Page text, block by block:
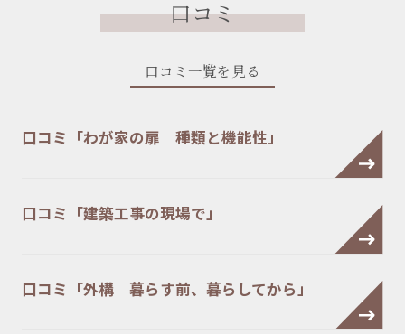
口コミ
口コミ一覧を見る
口コミ「わが家の扉 種類と機能性」
口コミ「建築工事の現場で」
口コミ「外構 暮らす前、暮らしてから」